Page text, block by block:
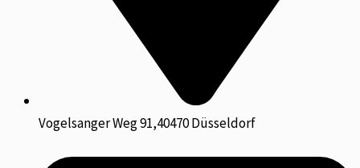
Vogelsanger Weg 91,40470 Düsseldorf